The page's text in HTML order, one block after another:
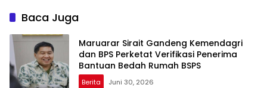
Baca Juga
Maruarar Sirait Gandeng Kemendagri
dan BPS Perketat Verifikasi Penerima
Bantuan Bedah Rumah BSPS
Berita Juni 30, 2026